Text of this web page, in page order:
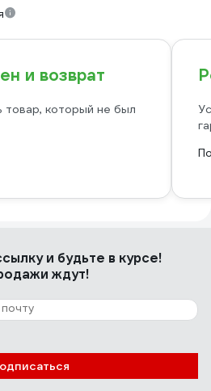
и возврат
который не был
и будьте в курсе!
ждут!